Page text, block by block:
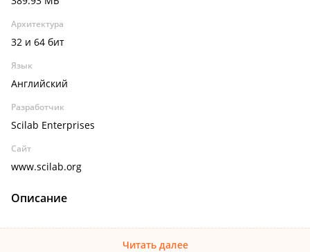
Архитектура
32 и 64 бит
Язык
Английский
Разработчик
Scilab Enterprises
Сайт
www.scilab.org
Описание
Читать далее